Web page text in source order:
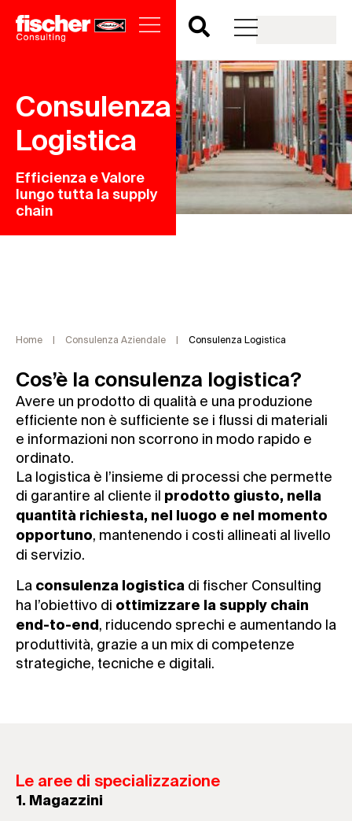
Consulenza
Logistica
Efficienza e Valore
lungo tutta la supply
chain
Home | Consulenza Aziendale | Consulenza Logistica
Cos’è la consulenza logistica?
Avere un prodotto di qualità e una produzione
efficiente non è sufficiente se i flussi di materiali
e informazioni non scorrono in modo rapido e
ordinato.
La logistica è l’insieme di processi che permette
di garantire al cliente il prodotto giusto, nella
quantità richiesta, nel luogo e nel momento
opportuno, mantenendo i costi allineati al livello
di servizio.
La consulenza logistica di fischer Consulting
ha l’obiettivo di ottimizzare la supply chain
end-to-end , riducendo sprechi e aumentando la
produttività, grazie a un mix di competenze
strategiche, tecniche e digitali.
Le aree di specializzazione
1. Magazzini